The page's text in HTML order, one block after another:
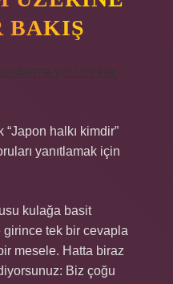
BAKIŞ
yol izni kaç
halkı kimdir”
yanıtlamak için
kulağa basit
girince tek bir cevapla
mesele. Hatta biraz
Biz çoğu